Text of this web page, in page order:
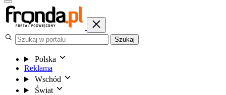
Szukaj
Polska
Reklama
Wschód
Świat